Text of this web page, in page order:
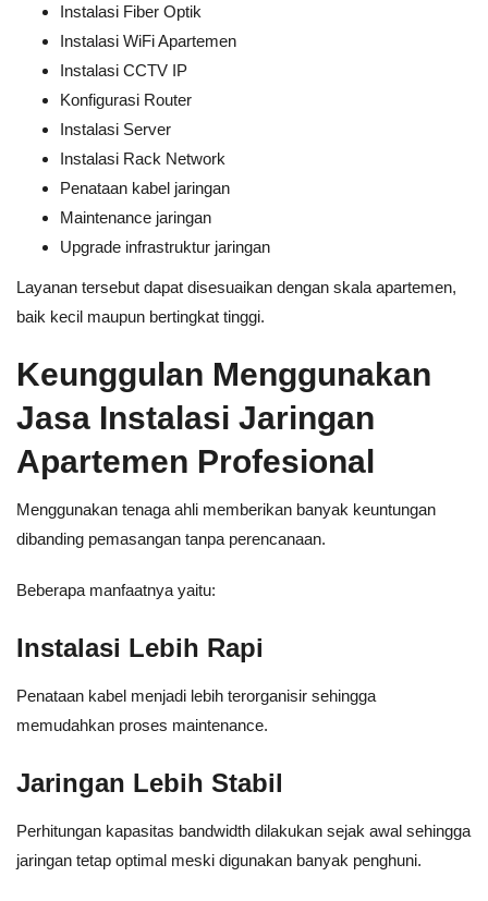
Instalasi Fiber Optik
Instalasi WiFi Apartemen
Instalasi CCTV IP
Konfigurasi Router
Instalasi Server
Instalasi Rack Network
Penataan kabel jaringan
Maintenance jaringan
Upgrade infrastruktur jaringan
Layanan tersebut dapat disesuaikan dengan skala apartemen,
baik kecil maupun bertingkat tinggi.
Keunggulan Menggunakan
Jasa Instalasi Jaringan
Apartemen Profesional
Menggunakan tenaga ahli memberikan banyak keuntungan
dibanding pemasangan tanpa perencanaan.
Beberapa manfaatnya yaitu:
Instalasi Lebih Rapi
Penataan kabel menjadi lebih terorganisir sehingga
memudahkan proses maintenance.
Jaringan Lebih Stabil
Perhitungan kapasitas bandwidth dilakukan sejak awal sehingga
jaringan tetap optimal meski digunakan banyak penghuni.